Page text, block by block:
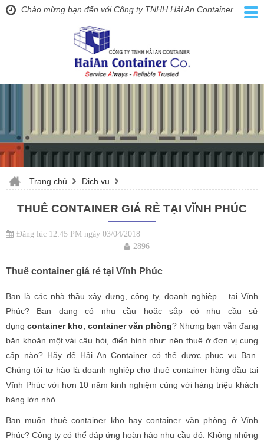
Chào mừng bạn đến với Công ty TNHH Hải An Container
Trang chủ Dịch vụ
THUÊ CONTAINER GIÁ RẺ TẠI VĨNH PHÚC
Đăng lúc 12:45 PM ngày 03/04/2018
2896
Thuê container giá rẻ tại Vĩnh Phúc
Bạn là các nhà thầu xây dựng, công ty, doanh nghiệp… tại Vĩnh
Phúc? Bạn đang có nhu cầu hoặc sắp có nhu cầu sử
dụng container kho, container văn phòng? Nhưng bạn vẫn đang
băn khoăn một vài câu hỏi, điển hỉnh như: nên thuê ở đơn vị cung
cấp nào? Hãy để Hải An Container có thể được phục vụ Bạn.
Chúng tôi tự hào là doanh nghiệp cho thuê container hàng đầu tại
Vĩnh Phúc với hơn 10 năm kinh nghiệm cùng với hàng triệu khách
hàng lớn nhỏ.
Bạn muốn thuê container kho hay container văn phòng ở Vĩnh
Phúc? Công ty có thể đáp ứng hoàn hảo nhu cầu đó. Không những